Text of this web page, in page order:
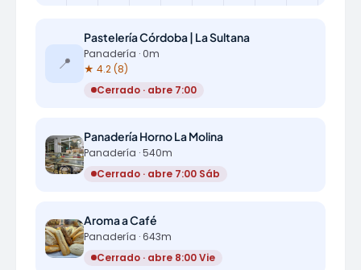
📍
Pastelería Córdoba | La Sultana
Panadería · 0m
★ 4.2 (8)
Cerrado · abre 7:00
Panadería Horno La Molina
Panadería · 540m
Cerrado · abre 7:00 Sáb
Aroma a Café
Panadería · 643m
Cerrado · abre 8:00 Vie